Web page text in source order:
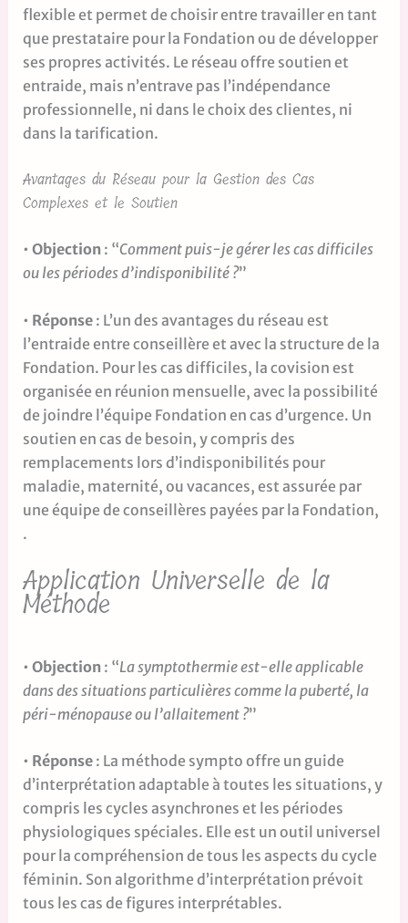
flexible et permet de choisir entre travailler en tant
que prestataire pour la Fondation ou de développer
ses propres activités. Le réseau offre soutien et
entraide, mais n’entrave pas l’indépendance
professionnelle, ni dans le choix des clientes, ni
dans la tarification.
Avantages du Réseau pour la Gestion des Cas
Complexes et le Soutien
• Objection: “Comment puis-je gérer les cas difficiles
ou les périodes d’indisponibilité ?”
• Réponse: L’un des avantages du réseau est
l’entraide entre conseillère et avec la structure de la
Fondation. Pour les cas difficiles, la covision est
organisée en réunion mensuelle, avec la possibilité
de joindre l’équipe Fondation en cas d’urgence. Un
soutien en cas de besoin, y compris des
remplacements lors d’indisponibilités pour
maladie, maternité, ou vacances, est assurée par
une équipe de conseillères payées par la Fondation,
.
Application Universelle de la
Méthode
• Objection: “La symptothermie est-elle applicable
dans des situations particulières comme la puberté, la
péri-ménopause ou l’allaitement ?”
• Réponse: La méthode sympto offre un guide
d’interprétation adaptable à toutes les situations, y
compris les cycles asynchrones et les périodes
physiologiques spéciales. Elle est un outil universel
pour la compréhension de tous les aspects du cycle
féminin. Son algorithme d’interprétation prévoit
tous les cas de figures interprétables.